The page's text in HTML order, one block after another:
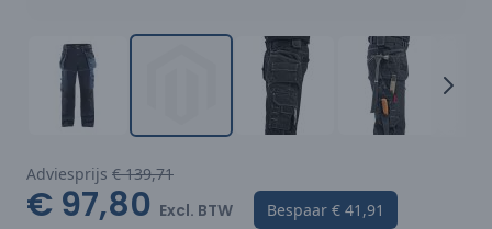
Adviesprijs € 139,71
€ 97,80 Excl. BTW Bespaar € 41,91